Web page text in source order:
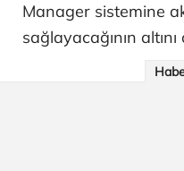
Manager sistemine
sağlayacağının altını